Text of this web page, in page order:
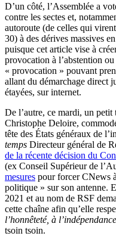
D’un côté, l’Assemblée a
contre les sectes et,
autoroute (de celles qui
30) à des dérives massives
puisque cet article vise à
provocation à l’abstention
« provocation » pouvant
allant du démarchage direct
étayées, sur internet.
De l’autre, ce mardi, un
Christophe Deloire,
tête des États généraux de
temps Directeur général de
de la récente décision du
(ex Conseil Supérieur de
mesures pour forcer CNews
politique » sur son antenne.
2021 et au nom de RSF
cette chaîne afin qu’elle
l’honnêteté, à
tsoin tsoin.